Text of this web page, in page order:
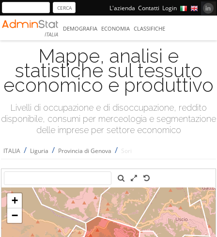
L'azienda Contatti Login
ITALIA
DEMOGRAFIA ECONOMIA CLASSIFICHE
Mappe, analisi e
statistiche sul tessuto
economico e produttivo
Livelli di occupazione e di disoccupazione, reddito
disponibile, consumi per merceologia e segmentazione
delle imprese per settore economico
ITALIA / Liguria / Provincia di Genova / Sori